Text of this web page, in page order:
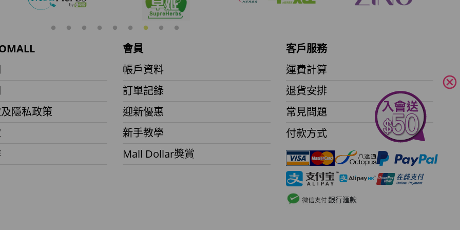
隱私政策
會員
帳戶資料
訂單記錄
迎新優惠
新手教學
Mall Dollar獎賞
客戶服務
運費計算
退貨安排
常見問題
付款方式
銀行滙款
cancel